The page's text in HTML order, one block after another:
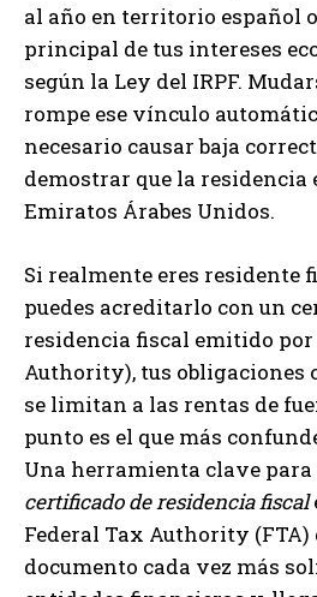
al año en territorio español
principal de tus intereses
según la Ley del IRPF.
rompe ese vínculo
necesario causar baja
demostrar que la residencia
Emiratos Árabes Unidos.
Si realmente eres residente
puedes acreditarlo con un
residencia fiscal emitido por
Authority), tus obligaciones
se limitan a las rentas de
punto es el que más
Una herramienta clave
certificado de residencia fiscal
Federal Tax Authority (FTA)
documento cada vez más